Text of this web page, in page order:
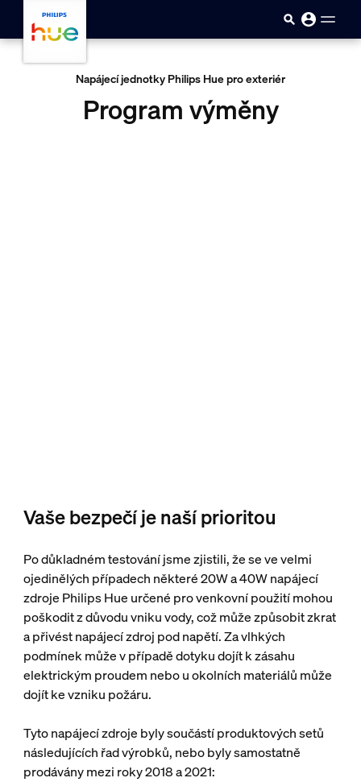
Napájecí jednotky Philips Hue pro exteriér
Program výměny
Vaše bezpečí je naší prioritou
Po důkladném testování jsme zjistili, že se ve velmi
ojedinělých případech některé 20W a 40W napájecí
zdroje Philips Hue určené pro venkovní použití mohou
poškodit z důvodu vniku vody, což může způsobit zkrat
a přivést napájecí zdroj pod napětí. Za vlhkých
podmínek může v případě dotyku dojít k zásahu
elektrickým proudem nebo u okolních materiálů může
dojít ke vzniku požáru.
Tyto napájecí zdroje byly součástí produktových setů
následujících řad výrobků, nebo byly samostatně
prodávány mezi roky 2018 a 2021: